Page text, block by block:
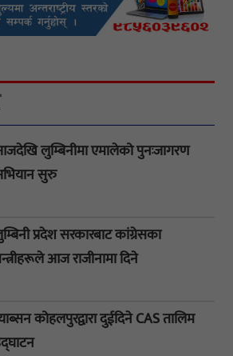
लुम्बिनीमा एमालेको पुनःजागरण
सुरु
प्रदेश सरकारबाट कांग्रेसका
आज राजीनामा दिने
कोहलपुरद्वारा दुईदिने CAS तालिम